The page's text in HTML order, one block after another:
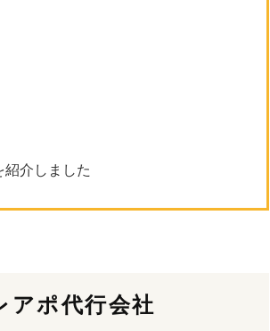
紹介しました
アポ代行会社